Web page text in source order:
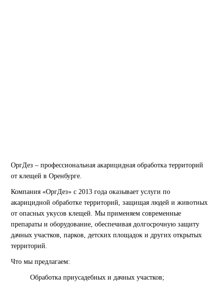
ОргДез – профессиональная акарицидная обработка территорий
от клещей в Оренбурге.
Компания «ОргДез» с 2013 года оказывает услуги по
акарицидной обработке территорий, защищая людей и животных
от опасных укусов клещей. Мы применяем современные
препараты и оборудование, обеспечивая долгосрочную защиту
дачных участков, парков, детских площадок и других открытых
территорий.
Что мы предлагаем:
Обработка приусадебных и дачных участков;